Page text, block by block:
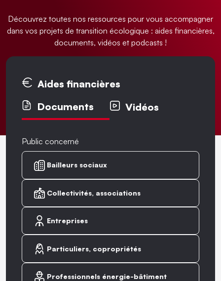
Découvrez toutes nos ressources pour vous accompagner
dans vos projets de transition écologique : aides financières,
documents, vidéos et podcasts !
Onglets principaux
Aides financières
Documents
Vidéos
Public concerné
Bailleurs sociaux
Collectivités, associations
Entreprises
Particuliers, copropriétés
Professionnels énergie-bâtiment